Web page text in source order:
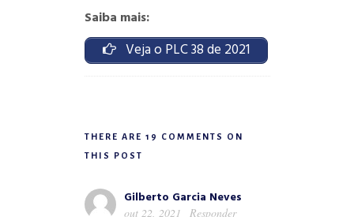
Saiba mais:
Veja o PLC 38 de 2021
THERE ARE 19 COMMENTS ON
THIS POST
Gilberto Garcia Neves
out 22, 2021 Responder